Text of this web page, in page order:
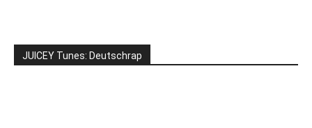
JUICEY Tunes: Deutschrap